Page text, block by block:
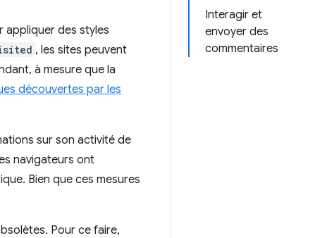
Interagir et
envoyer des
commentaires
appliquer des styles
, les sites peuvent
à mesure que la
découvertes par les
sur son activité de
navigateurs ont
Bien que ces mesures
Pour ce faire,